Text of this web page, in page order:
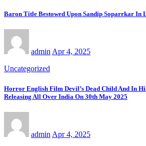
Baron Title Bestowed Upon Sandip Soparrkar In
admin Apr 4, 2025
Uncategorized
Horror English Film Devil’s Dead Child And In
Releasing All Over India On 30th May 2025
admin Apr 4, 2025